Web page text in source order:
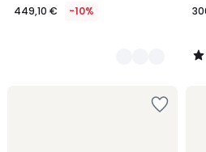
449,10 € -10%
/